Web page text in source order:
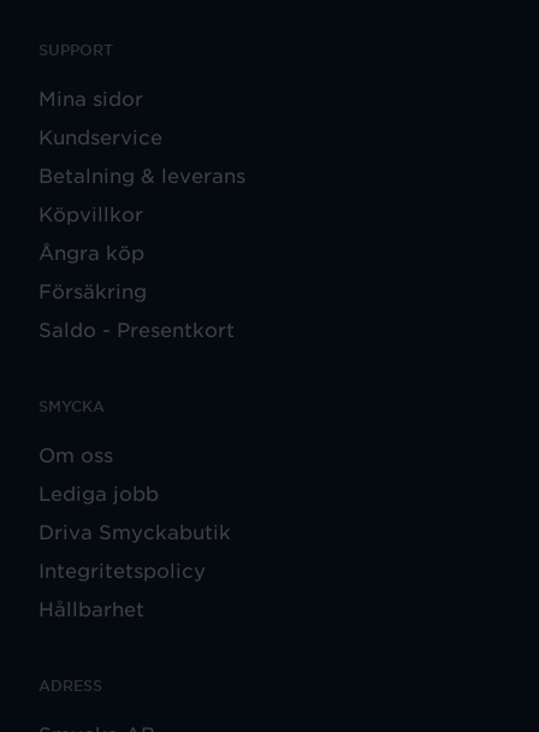
SUPPORT
Mina sidor
Kundservice
Betalning & leverans
Köpvillkor
Ångra köp
Försäkring
Saldo - Presentkort
SMYCKA
Om oss
Lediga jobb
Driva Smyckabutik
Integritetspolicy
Hållbarhet
ADRESS